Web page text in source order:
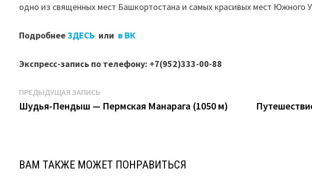
одно из священных мест Башкортостана и самых красивых мест Южного
ПодробнееЗДЕСЬ или в ВК
Экспресс-запись по телефону: +7(952)333-00-88
Навигация
по
ПРЕДЫДУЩАЯ ЗАПИСЬ
запись:
Шудья-Пендыш — Пермская Манарага (1050 м)
ВАМ ТАКЖЕ МОЖЕТ ПОНРАВИТЬСЯ